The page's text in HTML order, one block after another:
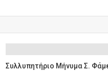
Συλλυπητήριο Μήνυμα Σ.